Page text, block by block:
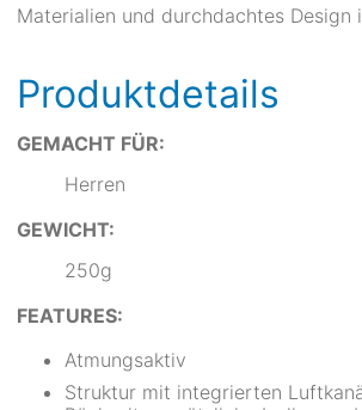
Materialien und durchdachtes Design
Produktdetails
GEMACHT FÜR:
Herren
GEWICHT:
250g
FEATURES:
Atmungsaktiv
Struktur mit integrierten